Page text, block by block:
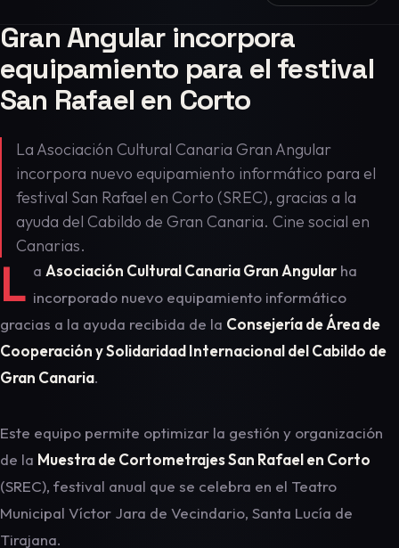
Gran Angular incorpora
equipamiento para el festival
San Rafael en Corto
La Asociación Cultural Canaria Gran Angular
incorpora nuevo equipamiento informático para el
festival San Rafael en Corto (SREC), gracias a la
ayuda del Cabildo de Gran Canaria. Cine social en
Canarias.
L a Asociación Cultural Canaria Gran Angularha
incorporado nuevo equipamiento informático
gracias a la ayuda recibida de la Consejería de Área de
Cooperación y Solidaridad Internacional del Cabildo de
Gran Canaria.
Este equipo permite optimizar la gestión y organización
de la Muestra de Cortometrajes San Rafael en Corto
(SREC), festival anual que se celebra en el Teatro
Municipal Víctor Jara de Vecindario, Santa Lucía de
Tirajana.